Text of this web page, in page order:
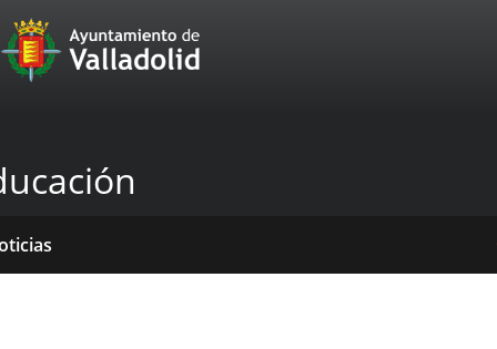
Portal
Web
Ayuntamiento
de
Valladolid